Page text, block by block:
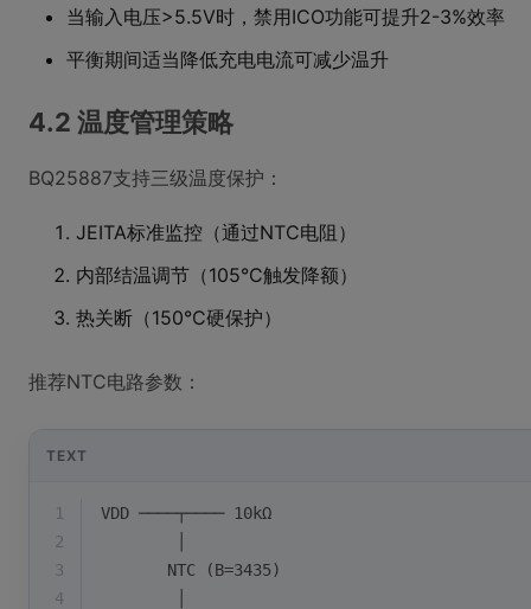
当输入电压>5.5V时，禁用ICO功能可提升2-3%效率
平衡期间适当降低充电电流可减少温升
4.2 温度管理策略
BQ25887支持三级温度保护：
JEITA标准监控（通过NTC电阻）
内部结温调节（105°C触发降额）
热关断（150°C硬保护）
推荐NTC电路参数：
TEXT
1
VDD ────┬──── 10kΩ
2
3
       NTC (B=3435)
4